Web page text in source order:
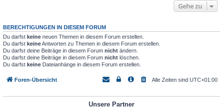
Gehe zu
BERECHTIGUNGEN IN DIESEM FORUM
Du darfst keine neuen Themen in diesem Forum erstellen.
Du darfst keineAntworten zu Themen in diesem Forum erstellen.
Du darfst deine Beiträge in diesem Forum nicht ändern.
Du darfst deine Beiträge in diesem Forum nicht löschen.
Du darfst keine Dateianhänge in diesem Forum erstellen.
Foren-Übersicht Alle Zeiten sind UTC+01:00
Unsere Partner